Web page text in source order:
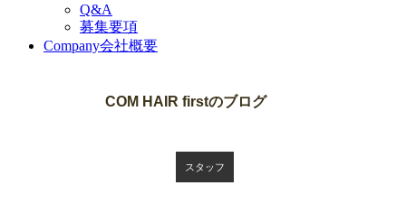
Q&A
募集要項
Company会社概要
COM HAIR firstのブログ
スタッフ